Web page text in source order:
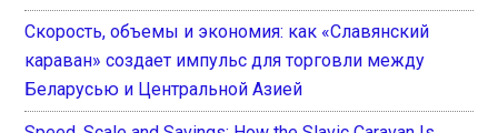
Скорость, объемы и экономия: как «Славянский
караван» создает импульс для торговли между
Беларусью и Центральной Азией